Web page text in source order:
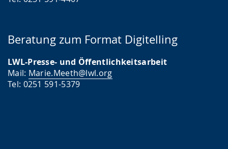
Beratung zum Format Digitelling
LWL-Presse- und Öffentlichkeitsarbeit
Mail: Marie.Meeth@lwl.org
Tel: 0251 591-5379